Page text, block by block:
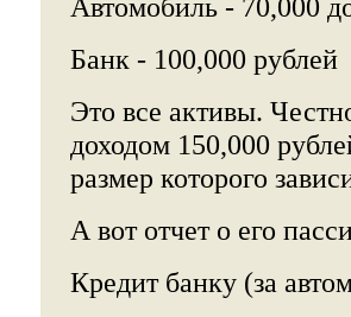
Автомобиль - 70,000
Банк - 100,000 рублей
Это все активы.
доходом 150,000
размер которого
А вот отчет о его
Кредит банку (за